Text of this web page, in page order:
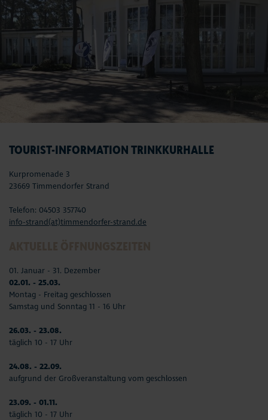
TOURIST-INFORMATION TRINKKURHALLE
Kurpromenade 3
23669 Timmendorfer Strand
Telefon: 04503 357740
info-strand(at)timmendorfer-strand.de
01. Januar - 31. Dezember
02.01. - 25.03.
Montag - Freitag geschlossen
Samstag und Sonntag 11 - 16 Uhr
26.03. - 23.08.
täglich 10 - 17 Uhr
24.08. - 22.09.
aufgrund der Großveranstaltung vom geschlossen
23.09. - 01.11.
täglich 10 - 17 Uhr